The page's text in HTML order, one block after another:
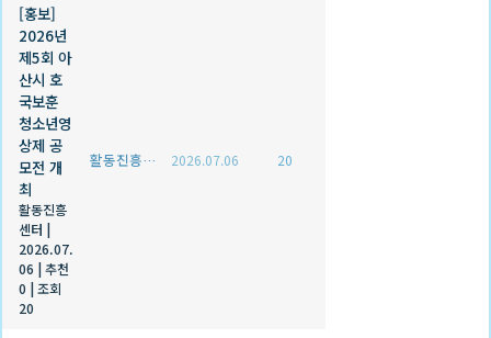
[홍보]
2026년
제5회 아
산시 호
국보훈
청소년영
상제 공
모전 개
최
활동진흥
센터 |
2026.07.
06 |추천
0 |조회
20
활동진흥센터 2026.07.06 20